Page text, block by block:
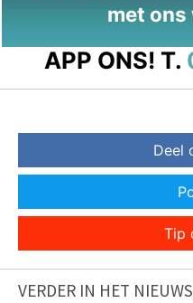
met ons
APP ONS! T.
Deel
Tip
VERDER IN HET